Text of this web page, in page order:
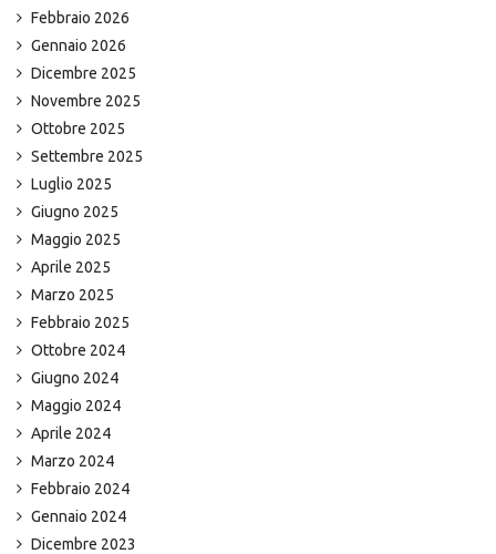
Febbraio 2026
Gennaio 2026
Dicembre 2025
Novembre 2025
Ottobre 2025
Settembre 2025
Luglio 2025
Giugno 2025
Maggio 2025
Aprile 2025
Marzo 2025
Febbraio 2025
Ottobre 2024
Giugno 2024
Maggio 2024
Aprile 2024
Marzo 2024
Febbraio 2024
Gennaio 2024
Dicembre 2023